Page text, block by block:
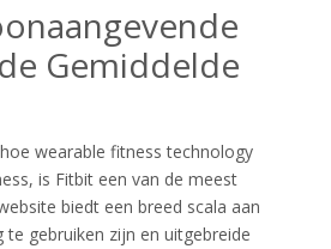
Gemiddelde
wearable fitness technology
is Fitbit een van de meest
biedt een breed scala aan
te gebruiken zijn en uitgebreide